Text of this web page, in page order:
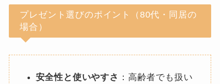
プレゼント選びのポイント（80代・同居の
場合）
安全性と使いやすさ ：高齢者でも扱い